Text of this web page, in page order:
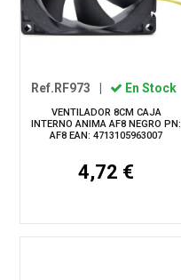
Ref.RF973 | En Stock
VENTILADOR 8CM CAJA
INTERNO ANIMA AF8 NEGRO PN:
AF8 EAN: 4713105963007
4,72 €